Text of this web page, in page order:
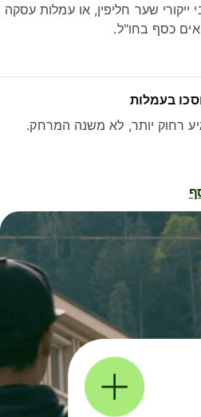
שער חליפין, או עמלות עסקה
כסף בחו"ל.
בעמלות
רחוק יותר, לא משנה המרחק.